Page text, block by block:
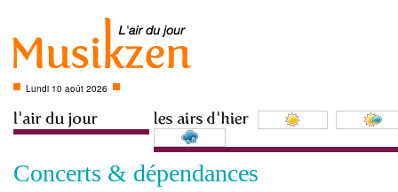
Lundi 10 août 2026
Concerts & dépendances